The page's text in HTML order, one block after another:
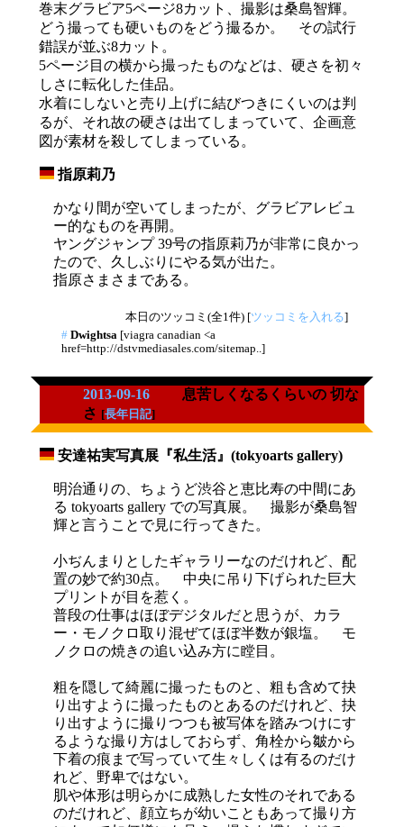
巻末グラビア5ページ8カット、撮影は桑島智輝。
どう撮っても硬いものをどう撮るか。 その試行
錯誤が並ぶ8カット。
5ページ目の横から撮ったものなどは、硬さを初々
しさに転化した佳品。
水着にしないと売り上げに結びつきにくいのは判
るが、それ故の硬さは出てしまっていて、企画意
図が素材を殺してしまっている。
指原莉乃
かなり間が空いてしまったが、グラビアレビュ
ー的なものを再開。
ヤングジャンプ 39号の指原莉乃が非常に良かっ
たので、久しぶりにやる気が出た。
指原さまさまである。
本日のツッコミ(全1件) [ツッコミを入れる]
# Dwightsa [viagra canadian <a
href=http://dstvmediasales.com/sitemap..]
2013-09-16
息苦しくなるくらいの 切な
さ [長年日記]
安達祐実写真展『私生活』(tokyoarts gallery)
明治通りの、ちょうど渋谷と恵比寿の中間にあ
る tokyoarts gallery での写真展。 撮影が桑島智
輝と言うことで見に行ってきた。
小ぢんまりとしたギャラリーなのだけれど、配
置の妙で約30点。 中央に吊り下げられた巨大
プリントが目を惹く。
普段の仕事はほぼデジタルだと思うが、カラ
ー・モノクロ取り混ぜてほぼ半数が銀塩。 モ
ノクロの焼きの追い込み方に瞠目。
粗を隠して綺麗に撮ったものと、粗も含めて抉
り出すように撮ったものとあるのだけれど、抉
り出すように撮りつつも被写体を踏みつけにす
るような撮り方はしておらず、角栓から皺から
下着の痕まで写っていて生々しくは有るのだけ
れど、野卑ではない。
肌や体形は明らかに成熟した女性のそれである
のだけれど、顔立ちが幼いこともあって撮り方